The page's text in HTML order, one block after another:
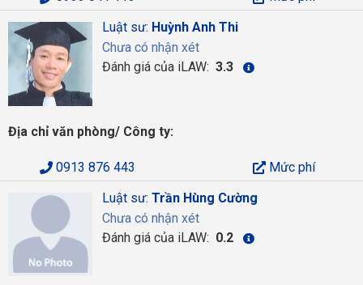
Luật sư: Huỳnh Anh Thi
Chưa có nhận xét
Đánh giá của iLAW: 3.3
Địa chỉ văn phòng/ Công ty:
0913 876 443
Mức phí
Luật sư: Trần Hùng Cường
Chưa có nhận xét
Đánh giá của iLAW: 0.2